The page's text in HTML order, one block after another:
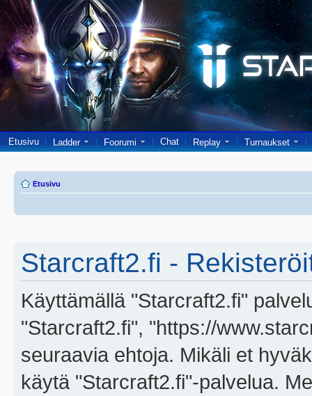
Etusivu Ladder Foorumi Chat Replay Turnaukset
Etusivu
Starcraft2.fi -
Käyttämällä "Starcraft2.fi"
"Starcraft2.fi", "https://
seuraavia ehtoja. Mikäli et
käytä "Starcraft2.fi"-palvelua.